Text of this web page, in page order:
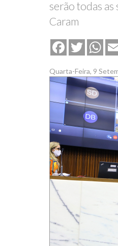
serão todas
Caram
FacebookTwitter
Quarta-Feira, 9